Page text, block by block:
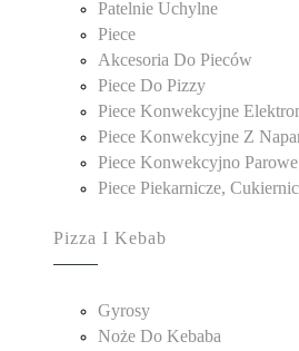
Patelnie Uchylne
Piece
Akcesoria Do Pieców
Piece Do Pizzy
Piece Konwekcyjne
Piece Konwekcyjne Z
Piece Konwekcyjno Parowe
Piece Piekarnicze,
Pizza I Kebab
Gyrosy
Noże Do Kebaba